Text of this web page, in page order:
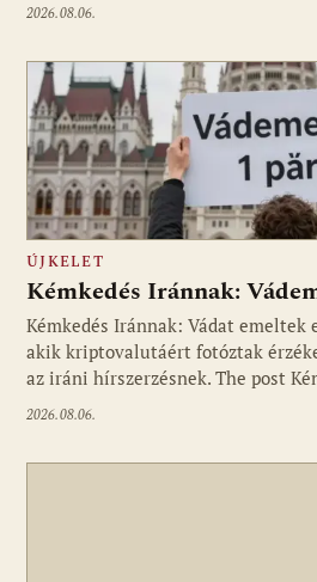
2026.08.06.
ÚJKELET
Kémkedés Iránnak:
Kémkedés Iránnak: Vádat emeltek
akik kriptovalutáért fotóztak
az iráni hírszerzésnek. The post
2026.08.06.